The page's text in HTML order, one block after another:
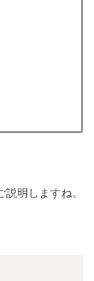
明しますね。